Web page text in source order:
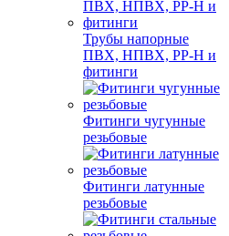
Трубы напорные
ПВХ, НПВХ, PP-H и
фитинги
Фитинги чугунные
резьбовые
Фитинги латунные
резьбовые